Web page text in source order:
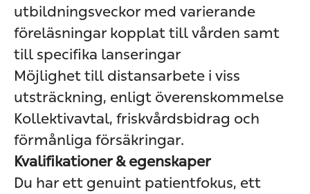
utbildningsveckor med varierande
föreläsningar kopplat till vården samt
till specifika lanseringar
Möjlighet till distansarbete i viss
utsträckning, enligt överenskommelse
Kollektivavtal, friskvårdsbidrag och
förmånliga försäkringar.
Kvalifikationer & egenskaper
Du har ett genuint patientfokus, ett